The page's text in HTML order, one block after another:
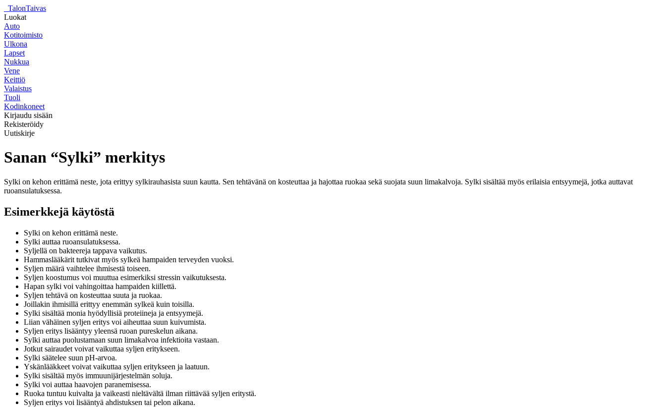
TalonTaivas
Luokat
Auto
Kotitoimisto
Ulkona
Lapset
Nukkua
Vene
Keittiö
Valaistus
Tuoli
Kodinkoneet
Kirjaudu sisään
Rekisteröidy
Uutiskirje
Sanan “Sylki” merkitys
Sylki on kehon erittämä neste, jota erittyy sylkirauhasista suun kautta. Sen tehtävänä on kosteuttaa ja hajottaa ruokaa sekä suojata suun limakalvoja. Sylki sisältää myös erilaisia entsyymejä, jotka auttavat
ruoansulatuksessa.
Esimerkkejä käytöstä
Sylki on kehon erittämä neste.
Sylki auttaa ruoansulatuksessa.
Syljellä on bakteereja tappava vaikutus.
Hammaslääkärit tutkivat myös sylkeä hampaiden terveyden vuoksi.
Syljen määrä vaihtelee ihmisestä toiseen.
Syljen koostumus voi muuttua esimerkiksi stressin vaikutuksesta.
Hapan sylki voi vahingoittaa hampaiden kiillettä.
Syljen tehtävä on kosteuttaa suuta ja ruokaa.
Joillakin ihmisillä erittyy enemmän sylkeä kuin toisilla.
Sylki sisältää monia hyödyllisiä proteiineja ja entsyymejä.
Liian vähäinen syljen eritys voi aiheuttaa suun kuivumista.
Syljen eritys lisääntyy yleensä ruoan pureskelun aikana.
Sylki auttaa puolustamaan suun limakalvoa infektioita vastaan.
Jotkut sairaudet voivat vaikuttaa syljen eritykseen.
Sylki säätelee suun pH-arvoa.
Yskänlääkkeet voivat vaikuttaa syljen eritykseen ja laatuun.
Sylki sisältää myös immuunijärjestelmän soluja.
Sylki voi auttaa haavojen paranemisessa.
Ruoka tuntuu kuivalta ja vaikeasti nieltävältä ilman riittävää syljen eritystä.
Syljen eritys voi lisääntyä ahdistuksen tai pelon aikana.